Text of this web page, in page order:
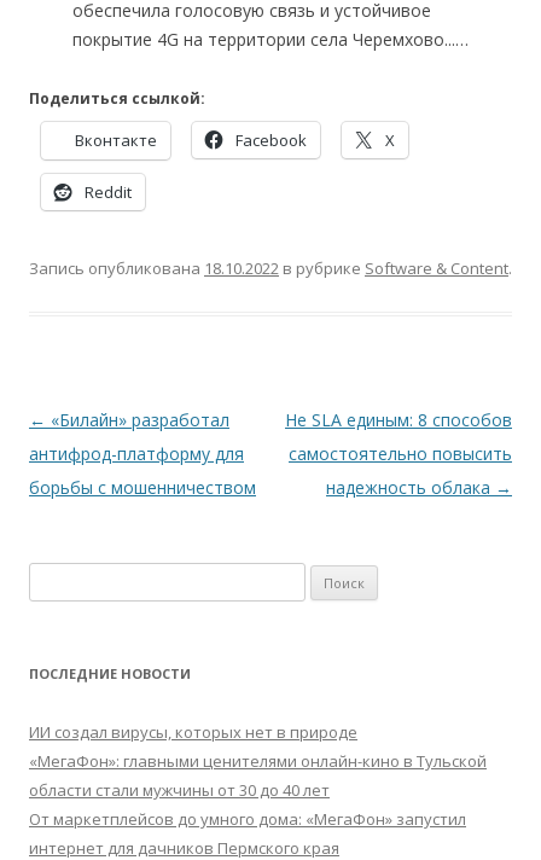
обеспечила голосовую связь и устойчивое
покрытие 4G на территории села Черемхово...…
Поделиться ссылкой:
Вконтакте Facebook X
Reddit
Запись опубликована 18.10.2022 в рубрике Software & Content.
Навигация
по
записям
← «Билайн» разработал
антифрод-платформу для
борьбы с мошенничеством
Не SLA единым: 8 способов
самостоятельно повысить
надежность облака →
ПОСЛЕДНИЕ НОВОСТИ
ИИ создал вирусы, которых нет в природе
«МегаФон»: главными ценителями онлайн-кино в Тульской
области стали мужчины от 30 до 40 лет
От маркетплейсов до умного дома: «МегаФон» запустил
интернет для дачников Пермского края